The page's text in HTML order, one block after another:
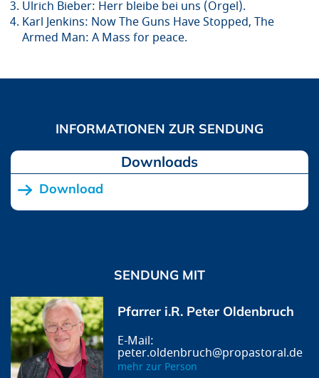
Ulrich Bieber: Herr bleibe bei uns (Orgel).
Karl Jenkins: Now The Guns Have Stopped, The
Armed Man: A Mass for peace.
Downloads
Download
SENDUNG MIT
Pfarrer i.R. Peter Oldenbruch
peter.oldenbruch@propastoral.de
mehr zur Person